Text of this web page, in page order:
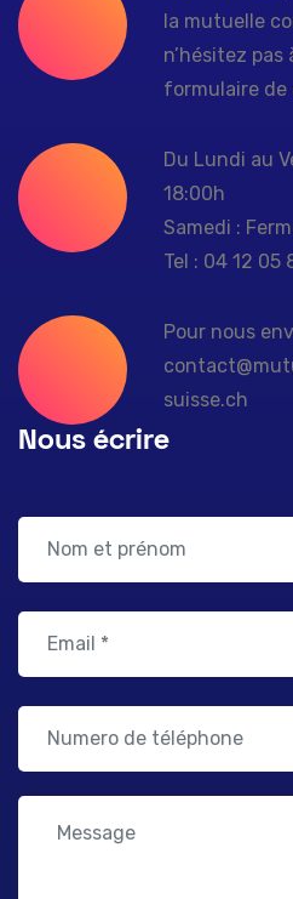
la mutuelle
n’hésitez pas
formulaire
Du Lundi au
18:00h
Samedi :
Tel : 04 12 05
Pour nous
suisse.ch
Nous écrire